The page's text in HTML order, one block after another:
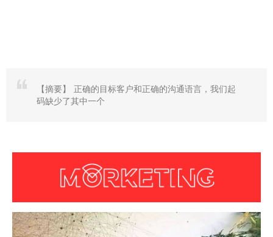
【摘要】
正确的目标客户和正确的沟通语言，我们起
码缺少了其中一个